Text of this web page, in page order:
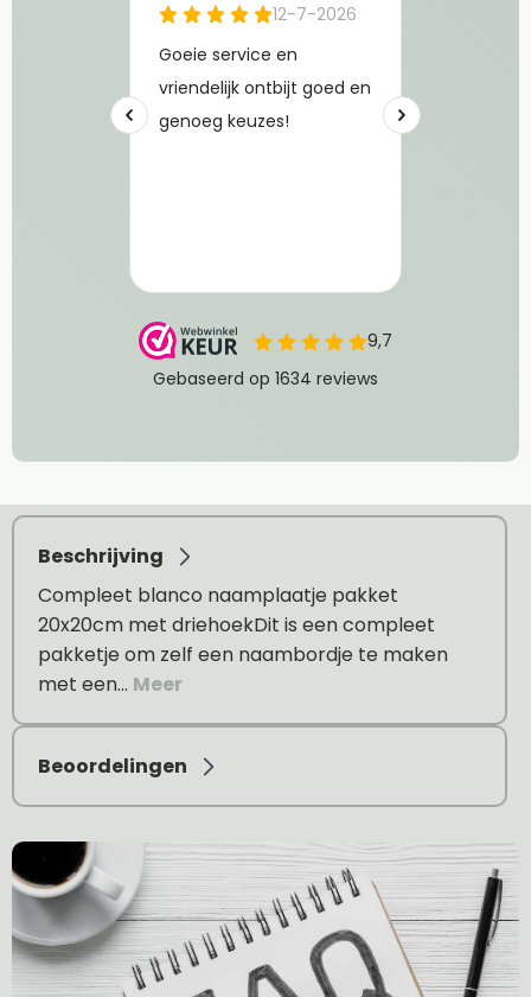
Beschrijving
Compleet blanco naamplaatje pakket
20x20cm met driehoekDit is een compleet
pakketje om zelf een naambordje te maken
met een… Meer
Beoordelingen